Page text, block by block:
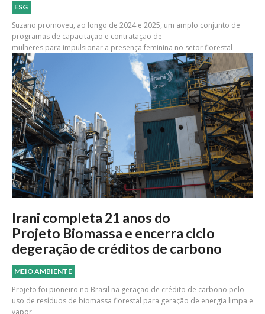
ESG
Suzano promoveu, ao longo de 2024 e 2025, um amplo conjunto de
programas de capacitação e contratação de
mulheres para impulsionar a presença feminina no setor florestal
Irani completa 21 anos do
Projeto Biomassa e encerra ciclo
degeração de créditos de carbono
MEIO AMBIENTE
Projeto foi pioneiro no Brasil na geração de crédito de carbono pelo
uso de resíduos de biomassa florestal para geração de energia limpa e
vapor